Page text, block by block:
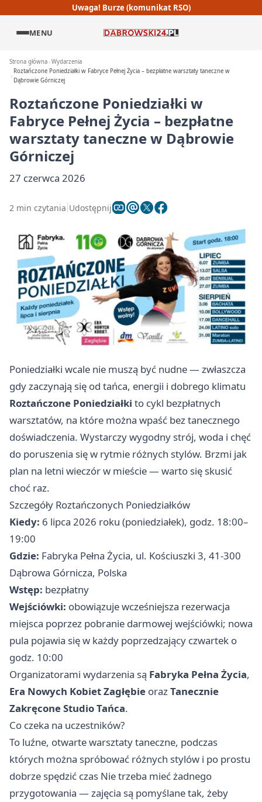
Uwaga! Burze (komunikat RSO)
MENU
Strona główna Wydarzenia
Roztańczone Poniedziałki w Fabryce Pełnej Życia – bezpłatne warsztaty taneczne w
Dąbrowie Górniczej
Roztańczone Poniedziałki w
Fabryce Pełnej Życia – bezpłatne
warsztaty taneczne w Dąbrowie
Górniczej
27 czerwca 2026
2 min czytania Udostępnij
Poniedziałki wcale nie muszą być nudne — zwłaszcza
gdy zaczynają się od tańca, energii i dobrego klimatu
Roztańczone Poniedziałki to cykl bezpłatnych
warsztatów, na które można wpaść bez tanecznego
doświadczenia. Wystarczy wygodny strój, woda i chęć
do poruszenia się w rytmie różnych stylów. Brzmi jak
plan na letni wieczór w mieście — warto się skusić
choć raz.
Szczegóły Roztańczonych Poniedziałków
Kiedy: 6 lipca 2026 roku (poniedziałek), godz. 18:00–
19:00
Gdzie: Fabryka Pełna Życia, ul. Kościuszki 3, 41-300
Dąbrowa Górnicza, Polska
Wstęp: bezpłatny
Wejściówki: obowiązuje wcześniejsza rezerwacja
miejsca poprzez pobranie darmowej wejściówki; nowa
pula pojawia się w każdy poprzedzający czwartek o
godz. 10:00
Organizatorami wydarzenia są Fabryka Pełna Życia,
Era Nowych Kobiet Zagłębie orazTanecznie
Zakręcone Studio Tańca.
Co czeka na uczestników?
To luźne, otwarte warsztaty taneczne, podczas
których można spróbować różnych stylów i po prostu
dobrze spędzić czas Nie trzeba mieć żadnego
przygotowania — zajęcia są pomyślane tak, żeby